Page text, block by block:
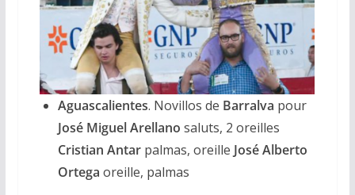
Aguascalientes. Novillos de Barralva pour
José Miguel Arellano saluts, 2 oreilles
Cristian Antarpalmas, oreille José Alberto
Ortega oreille, palmas